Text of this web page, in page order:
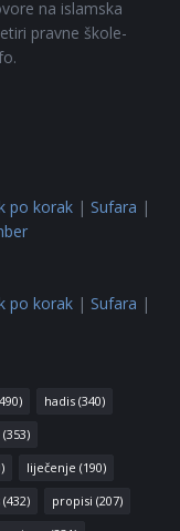
na islamska
pravne škole-
po korak | Sufara |
po korak | Sufara |
hadis (340)
(353)
liječenje (190)
(432) propisi (207)